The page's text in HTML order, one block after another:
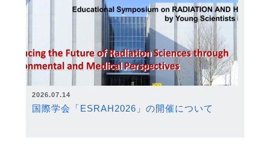
2026.07.14
国際学会「ESRAH2026」の開催について